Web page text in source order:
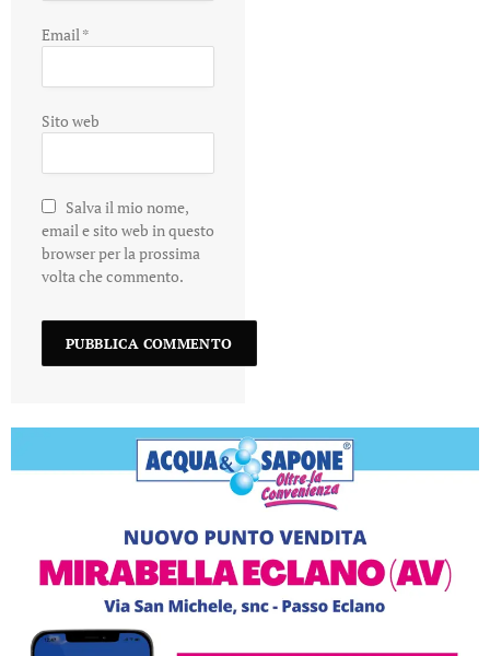
Email*
Sito web
Salva il mio nome,
email e sito web in questo
browser per la prossima
volta che commento.